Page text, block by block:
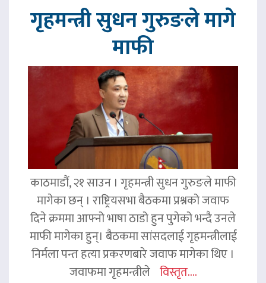
गृहमन्त्री सुधन गुरुङले मागे
माफी
काठमाडौं, २१ साउन । गृहमन्त्री सुधन गुरुङले माफी
मागेका छन् । राष्ट्रियसभा बैठकमा प्रश्नको जवाफ
दिने क्रममा आफ्नो भाषा ठाडो हुन पुगेको भन्दै उनले
माफी मागेका हुन्। बैठकमा सांसदलाई गृहमन्त्रीलाई
निर्मला पन्त हत्या प्रकरणबारे जवाफ मागेका थिए ।
जवाफमा गृहमन्त्रीले विस्तृत....